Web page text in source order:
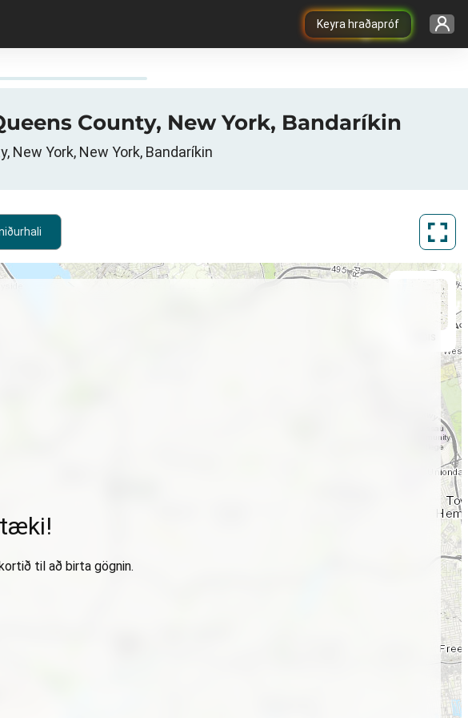
Keyra hraðapróf
County, New York, Bandaríkin
New York, New York, Bandaríkin
til að birta gögnin.